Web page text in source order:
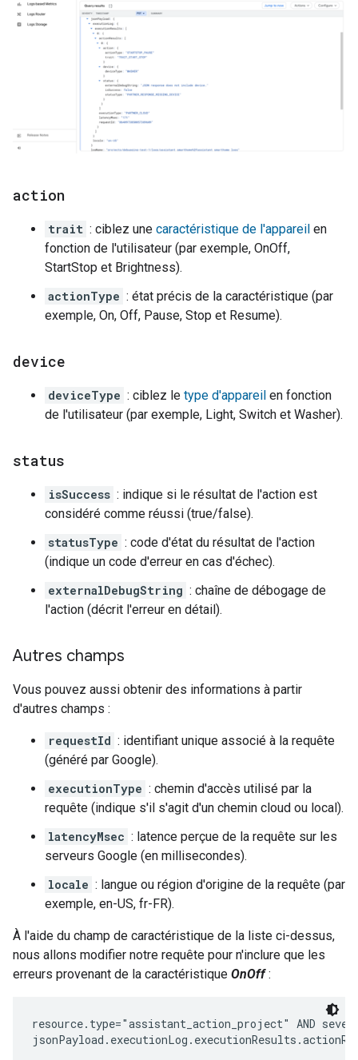
action
trait : ciblez une caractéristique de l'appareil en
fonction de l'utilisateur (par exemple, OnOff,
StartStop et Brightness).
actionType : état précis de la caractéristique (par
exemple, On, Off, Pause, Stop et Resume).
device
deviceType : ciblez le type d'appareil en fonction
de l'utilisateur (par exemple, Light, Switch et Washer).
status
isSuccess : indique si le résultat de l'action est
considéré comme réussi (true/false).
statusType : code d'état du résultat de l'action
(indique un code d'erreur en cas d'échec).
externalDebugString : chaîne de débogage de
l'action (décrit l'erreur en détail).
Autres champs
Vous pouvez aussi obtenir des informations à partir
d'autres champs :
requestId : identifiant unique associé à la requête
(généré par Google).
executionType : chemin d'accès utilisé par la
requête (indique s'il s'agit d'un chemin cloud ou local).
latencyMsec : latence perçue de la requête sur les
serveurs Google (en millisecondes).
locale : langue ou région d'origine de la requête (par
exemple, en-US, fr-FR).
À l'aide du champ de caractéristique de la liste ci-dessus,
nous allons modifier notre requête pour n'inclure que les
erreurs provenant de la caractéristique OnOff:
resource.type="assistant_action_project" AND